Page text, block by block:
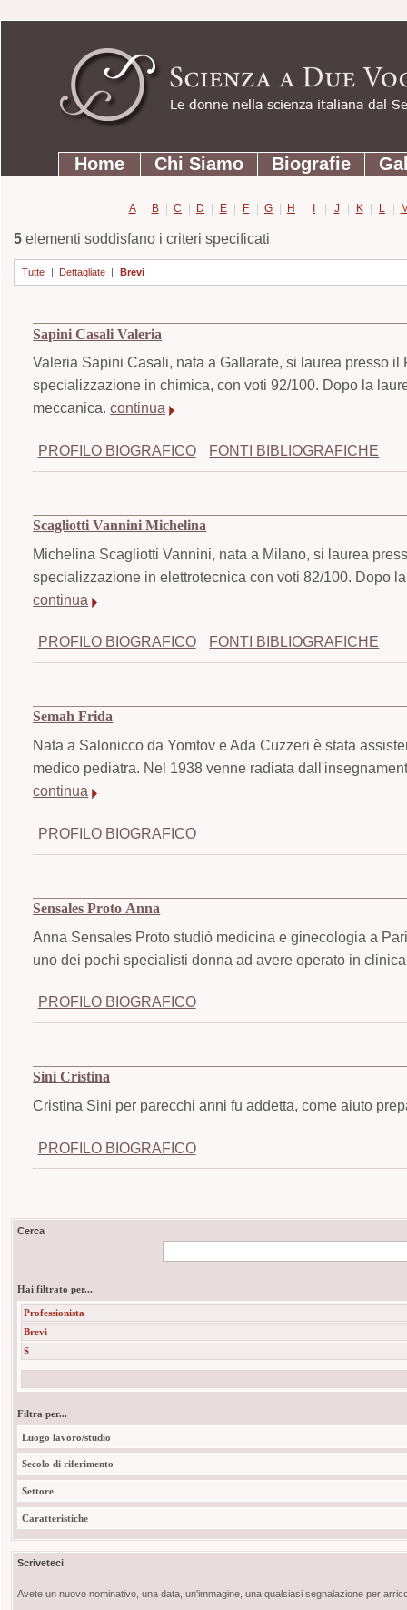
contenuti.
Strumenti
personali
SezioniHome Chi Siamo Biografie
A | B | C | D | E | F | G | H | I | J | K | L |
5elementi soddisfano i criteri specificati
Tutte | Dettagliate | Brevi
Sapini Casali Valeria
Valeria Sapini Casali, nata a Gallarate, si laurea presso
specializzazione in chimica, con voti 92/100. Dopo la
meccanica.continua
PROFILO BIOGRAFICO FONTI BIBLIOGRAFICHE
Scagliotti Vannini Michelina
Michelina Scagliotti Vannini, nata a Milano, si laurea
specializzazione in elettrotecnica con voti 82/100. Dopo
continua
PROFILO BIOGRAFICO FONTI BIBLIOGRAFICHE
Semah Frida
Nata a Salonicco da Yomtov e Ada Cuzzeri è stata
medico pediatra. Nel 1938 venne radiata
continua
PROFILO BIOGRAFICO
Sensales Proto Anna
Anna Sensales Proto studiò medicina e ginecologia a
uno dei pochi specialisti donna ad avere operato in
PROFILO BIOGRAFICO
Sini Cristina
Cristina Sini per parecchi anni fu addetta, come aiuto
PROFILO BIOGRAFICO
Cerca
Hai filtrato per...
Professionista
Brevi
S
Filtra per...
Luogo lavoro/studio
Secolo di riferimento
Settore
Caratteristiche
Scriveteci
Avete un nuovo nominativo, una data, un'immagine, una qualsiasi segnalazione per